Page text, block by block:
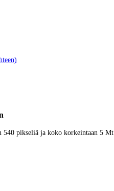
pikseliä ja koko korkeintaan 5 Mt.